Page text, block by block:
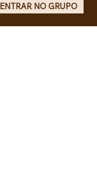
ENTRAR NO GRUPO